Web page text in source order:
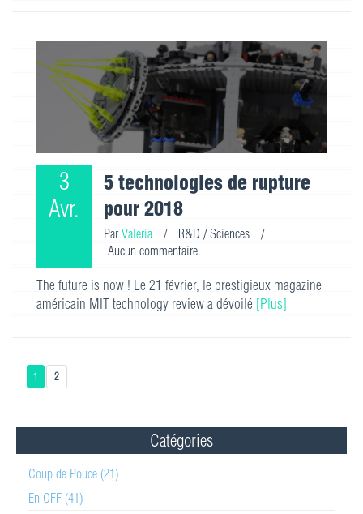
3
Avr.
5 technologies de rupture
pour 2018
Par Valeria / R&D / Sciences
/
Aucun commentaire
The future is now ! Le 21 février, le prestigieux magazine
américain MIT technology review a dévoilé [Plus]
1 2
Catégories
Coup de Pouce (21)
En OFF (41)